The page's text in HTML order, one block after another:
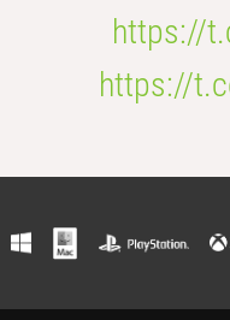
https://
https://